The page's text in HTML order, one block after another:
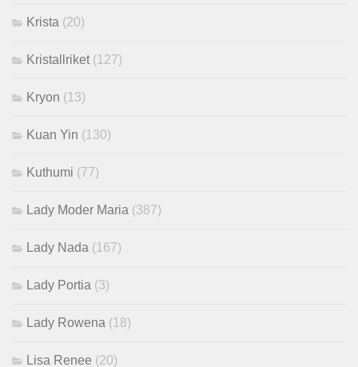
Krista (20)
Kristallriket (127)
Kryon (13)
Kuan Yin (130)
Kuthumi (77)
Lady Moder Maria (387)
Lady Nada (167)
Lady Portia (3)
Lady Rowena (18)
Lisa Renee (20)